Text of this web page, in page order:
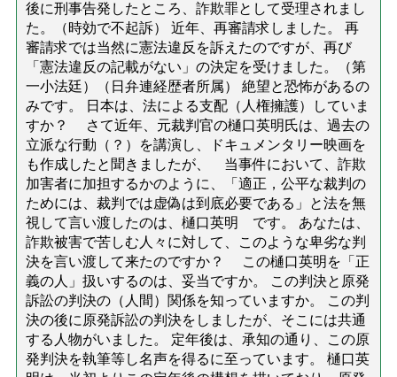
後に刑事告発したところ、詐欺罪として受理されまし
た。（時効で不起訴） 近年、再審請求しました。 再
審請求では当然に憲法違反を訴えたのですが、再び
「憲法違反の記載がない」の決定を受けました。（第
一小法廷）（日弁連経歴者所属） 絶望と恐怖があるの
みです。 日本は、法による支配（人権擁護）していま
すか？ さて近年、元裁判官の樋口英明氏は、過去の
立派な行動（？）を講演し、ドキュメンタリー映画を
も作成したと聞きましたが、 当事件において、詐欺
加害者に加担するかのように、「適正，公平な裁判の
ためには、裁判では虚偽は到底必要である」と法を無
視して言い渡したのは、樋口英明 です。 あなたは、
詐欺被害で苦しむ人々に対して、このような卑劣な判
決を言い渡して来たのですか？ この樋口英明を「正
義の人」扱いするのは、妥当ですか。 この判決と原発
訴訟の判決の（人間）関係を知っていますか。 この判
決の後に原発訴訟の判決をしましたが、そこには共通
する人物がいました。 定年後は、承知の通り、この原
発判決を執筆等し名声を得るに至っています。 樋口英